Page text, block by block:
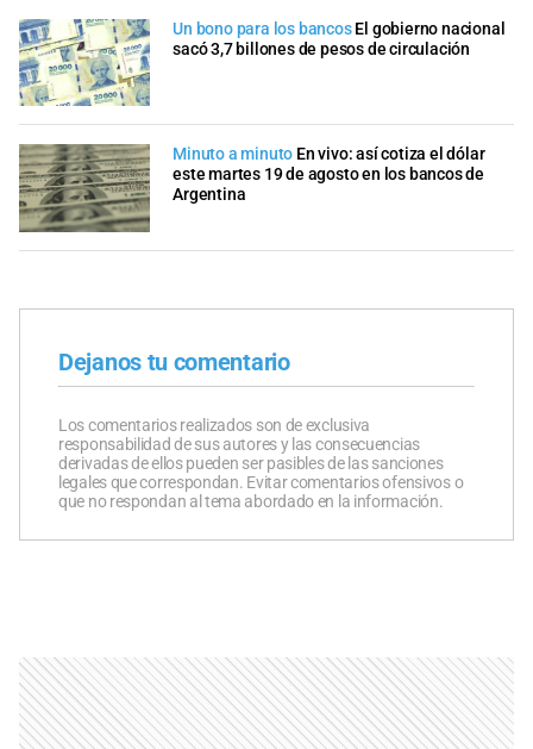
Un bono para los bancos El gobierno nacional
sacó 3,7 billones de pesos de circulación
Minuto a minuto En vivo: así cotiza el dólar
este martes 19 de agosto en los bancos de
Argentina
Dejanos tu comentario
Los comentarios realizados son de exclusiva
responsabilidad de sus autores y las consecuencias
derivadas de ellos pueden ser pasibles de las sanciones
legales que correspondan. Evitar comentarios ofensivos o
que no respondan al tema abordado en la información.